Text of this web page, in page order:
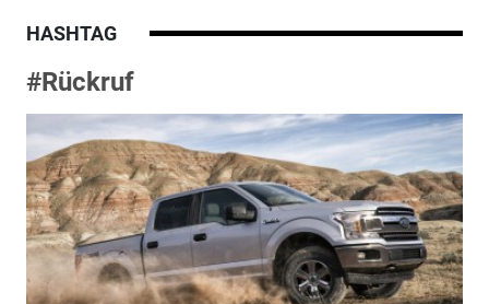
HASHTAG
#Rückruf